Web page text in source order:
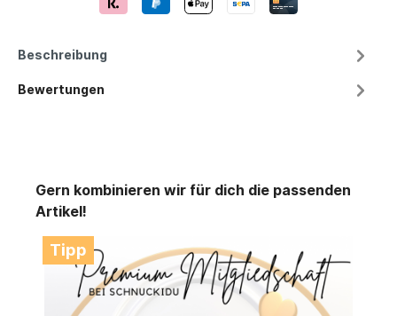
Beschreibung
Bewertungen
Gern kombinieren wir für dich die passenden
Artikel!
Tipp